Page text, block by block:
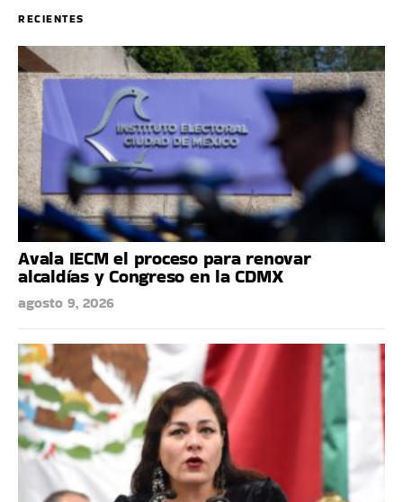
RECIENTES
Avala IECM el proceso para renovar
alcaldías y Congreso en la CDMX
agosto 9, 2026